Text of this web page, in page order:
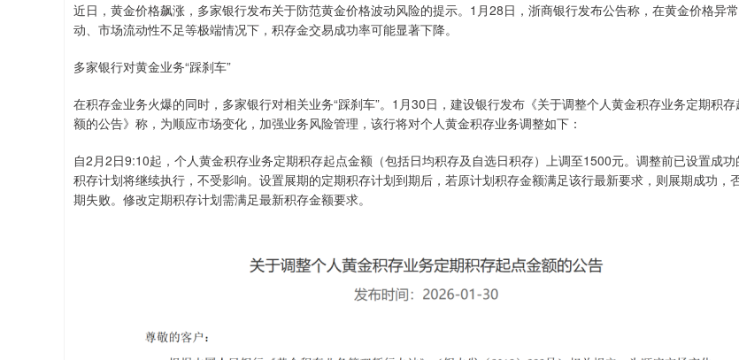
近日，黄金价格飙涨，多家银行发布关于防范黄金价格波动风险的提示。1月28日，浙商银行发布公告称，在黄金价格异
动、市场流动性不足等极端情况下，积存金交易成功率可能显著下降。
多家银行对黄金业务“踩刹车”
在积存金业务火爆的同时，多家银行对相关业务“踩刹车”。1月30日，建设银行发布《关于调整个人黄金积存业务定期积存
额的公告》称，为顺应市场变化，加强业务风险管理，该行将对个人黄金积存业务调整如下：
自2月2日9:10起，个人黄金积存业务定期积存起点金额（包括日均积存及自选日积存）上调至1500元。调整前已设置成功
积存计划将继续执行，不受影响。设置展期的定期积存计划到期后，若原计划积存金额满足该行最新要求，则展期成功，
期失败。修改定期积存计划需满足最新积存金额要求。